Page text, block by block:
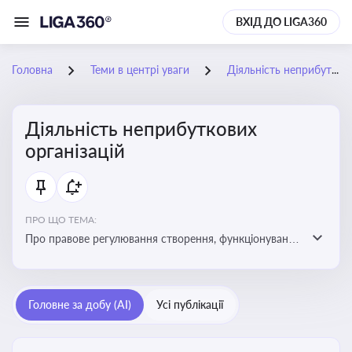
ВХІД ДО LIGA360
Головна Теми в центрі уваги Діяльність неприбуткових організацій
Діяльність неприбуткових
організацій
ПРО ЩО ТЕМА:
Про правове регулювання створення, функціонування
Головне за добу (AI) Усі публікації